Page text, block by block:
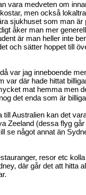
vara medveten om
men också
sjukhuset som man är
åker man mer
är man heller inte
och sätter hoppet till
var jag inneboende
var där hade hittat
mat hemma men
det enda som är
till Australien kan det
Zeeland (dessa flyg
se något annat än
resor etc
där går det att hitta